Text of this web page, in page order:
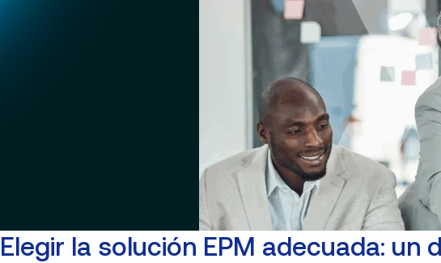
Elegir la solución EPM adecuada: un